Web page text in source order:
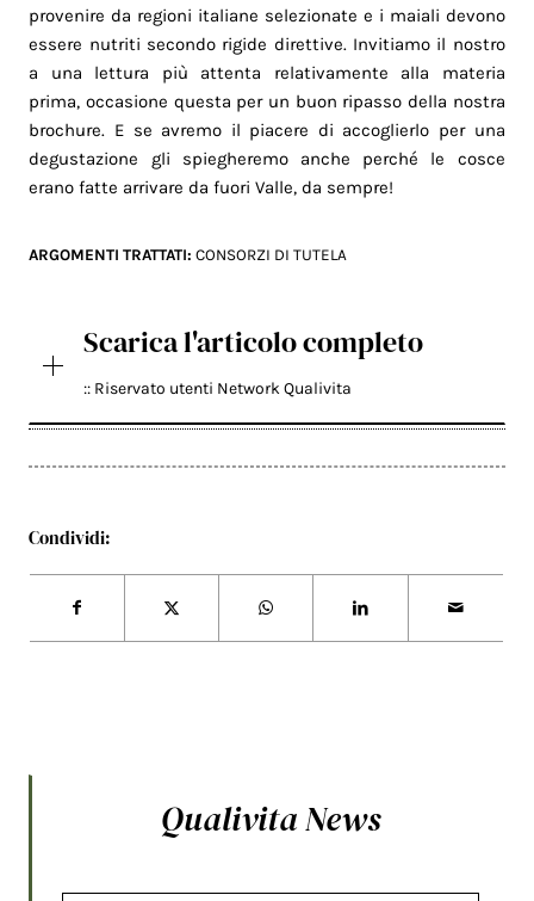
provenire da regioni italiane selezionate e i maiali devono
essere nutriti secondo rigide direttive. Invitiamo il nostro
a una lettura più attenta relativamente alla materia
prima, occasione questa per un buon ripasso della nostra
brochure. E se avremo il piacere di accoglierlo per una
degustazione gli spiegheremo anche perché le cosce
erano fatte arrivare da fuori Valle, da sempre!
ARGOMENTI TRATTATI:CONSORZI DI TUTELA
Scarica l'articolo completo
:: Riservato utenti Network Qualivita
Condividi:
Qualivita News